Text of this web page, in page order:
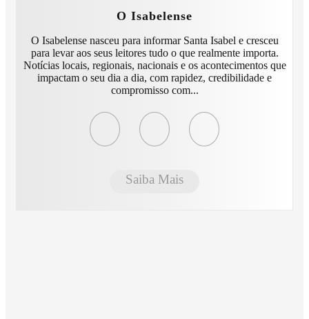
O Isabelense
O Isabelense nasceu para informar Santa Isabel e cresceu
para levar aos seus leitores tudo o que realmente importa.
Notícias locais, regionais, nacionais e os acontecimentos que
impactam o seu dia a dia, com rapidez, credibilidade e
compromisso com...
Saiba Mais